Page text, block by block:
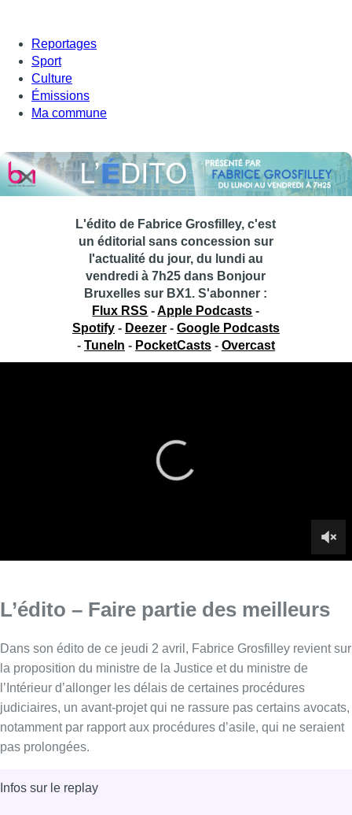
Reportages
Sport
Culture
Émissions
Ma commune
L'édito de Fabrice Grosfilley, c'est
un éditorial sans concession sur
l'actualité du jour, du lundi au
vendredi à 7h25 dans Bonjour
Bruxelles sur BX1.S'abonner :
Flux RSS -Apple Podcasts -
Spotify- Deezer- Google Podcasts
- TuneIn - PocketCasts- Overcast
Dans son édito de ce jeudi 2 avril, Fabrice Grosfilley revient sur
la proposition du ministre de la Justice et du ministre de
notamment par rapport aux procédures d’asile, qui ne seraient